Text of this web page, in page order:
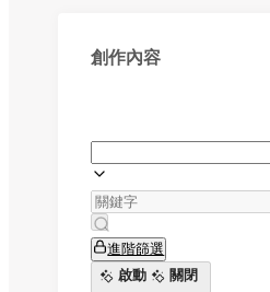
創作內容
進階篩選
啟動
關閉